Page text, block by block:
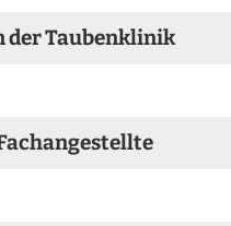
der Taubenklinik